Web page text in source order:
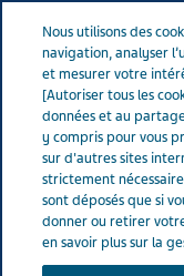
France Nos
de 30)
80.000
Nous utilisons des
navigation, analyser
et mesurer votre
[Autoriser tous les
données et au
y compris pour vous
sur d'autres sites
strictement
sont déposés que si
donner ou retirer
en savoir plus sur la